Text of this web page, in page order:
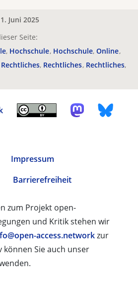
Juni 2025
Seite:
Hochschule Hochschule Online
Rechtliches Rechtliches Rechtliches
Impressum
Barrierefreiheit
zum Projekt open-
und Kritik stehen wir
access.networkzur
Sie auch unser